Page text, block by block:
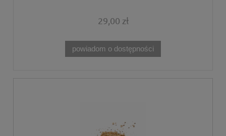
29,00 zł
powiadom o dostępności